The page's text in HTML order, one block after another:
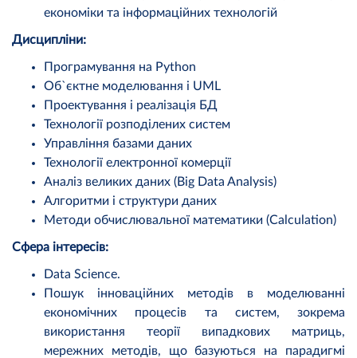
економіки та інформаційних технологій
Дисципліни:
Програмування на Python
Об`єктне моделювання і UML
Проектування і реалізація БД
Технології розподілених систем
Управління базами даних
Технології електронної комерції
Аналіз великих даних (Big Data Analysis)
Алгоритми і структури даних
Методи обчислювальної математики (Calculation)
Сфера інтересів:
Data Science.
Пошук інноваційних методів в моделюванні
економічних процесів та систем, зокрема
використання теорії випадкових матриць,
мережних методів, що базуються на парадигмі